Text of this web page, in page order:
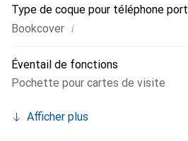
Type de coque pour téléphone
Bookcover i
Éventail de fonctions
Pochette pour cartes de visite
Afficher plus